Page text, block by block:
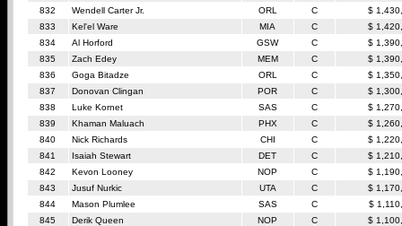
832
Wendell Carter Jr. ORL C
$
833
Kel'el Ware MIA C
$
834
Al Horford GSW C
$
835
Zach Edey MEM C
$
836
Goga Bitadze ORL C
$
837
Donovan Clingan POR C
$
838
Luke Kornet SAS C
$
839
Khaman Maluach PHX C
$
840
Nick Richards CHI C
$
841
Isaiah Stewart DET C
$
842
Kevon Looney NOP C
$
843
Jusuf Nurkic UTA C
$
844
Mason Plumlee SAS C
$
845
Derik Queen NOP C
$